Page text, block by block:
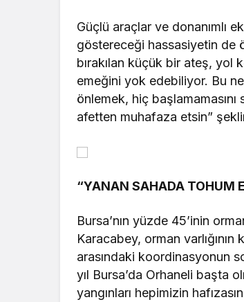
Güçlü araçlar ve donanımlı
göstereceği hassasiyetin de
bırakılan küçük bir ateş, yol
emeğini yok edebiliyor. Bu
önlemek, hiç başlamamasını
afetten muhafaza etsin”
“YANAN SAHADA TOHUM
Bursa’nın yüzde 45’inin
Karacabey, orman
arasındaki koordinasyonun
yıl Bursa’da Orhaneli başta
yangınları hepimizin